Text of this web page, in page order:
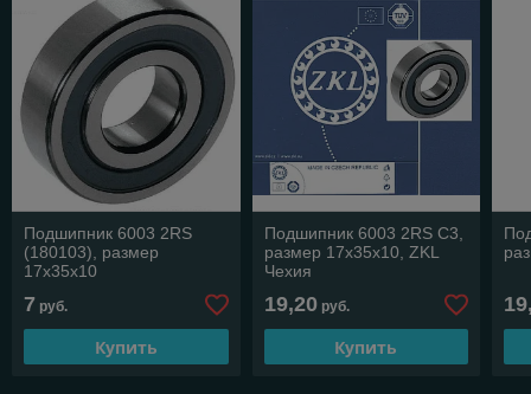
Подшипник 6003 2RS
(180103), размер
17х35х10
7 руб.
Купить
Подшипник 6003 2RS C3,
размер 17х35х10, ZKL
Чехия
19,20руб.
Купить